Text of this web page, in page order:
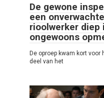
De gewone
een
rioolwerker diep
ongewoons
De oproep kwam kort voor
deel van het